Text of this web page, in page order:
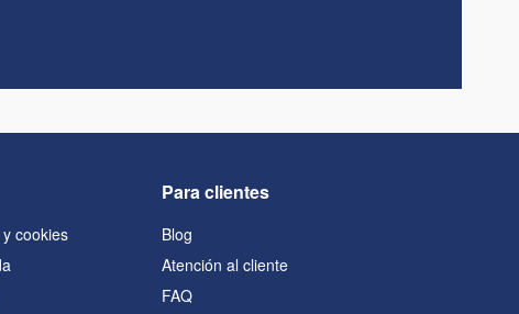
Para clientes
Blog
Atención al cliente
FAQ
cookies